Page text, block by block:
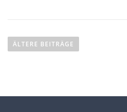
e
i
ÄLTERE BEITRÄGE